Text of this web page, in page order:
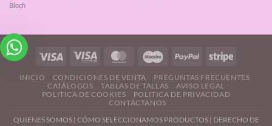
Bloch
INICIO CONDICIONES DE VENTA
PREGUNTAS FRECUENTES
CATÁLOGOS
TABLAS DE TALLAS
AVISO LEGAL
POLITICA DE COOKIES
POLITICA DE PRIVACIDAD
CONTÁCTANOS
QUIENES SOMOS| CÓMO SELECCIONAMOS PRODUCTOS| DERECHO DE